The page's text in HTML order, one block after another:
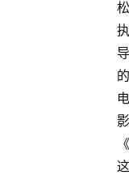
松
执
导
的
电
影
《
这